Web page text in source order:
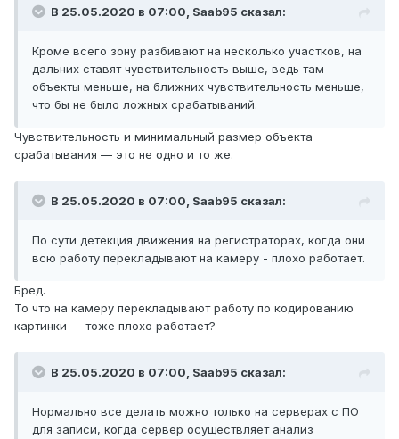
В 25.05.2020 в 07:00, Saab95 сказал:
Кроме всего зону разбивают на несколько участков, на
дальних ставят чувствительность выше, ведь там
объекты меньше, на ближних чувствительность меньше,
что бы не было ложных срабатываний.
Чувствительность и минимальный размер объекта
срабатывания — это не одно и то же.
В 25.05.2020 в 07:00, Saab95 сказал:
По сути детекция движения на регистраторах, когда они
всю работу перекладывают на камеру - плохо работает.
Бред.
То что на камеру перекладывают работу по кодированию
картинки — тоже плохо работает?
В 25.05.2020 в 07:00, Saab95 сказал:
Нормально все делать можно только на серверах с ПО
для записи, когда сервер осуществляет анализ